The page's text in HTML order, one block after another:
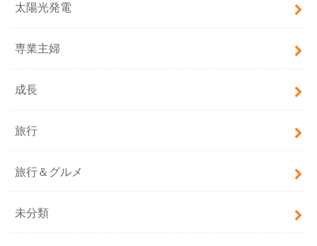
太陽光発電
専業主婦
成長
旅行
旅行＆グルメ
未分類